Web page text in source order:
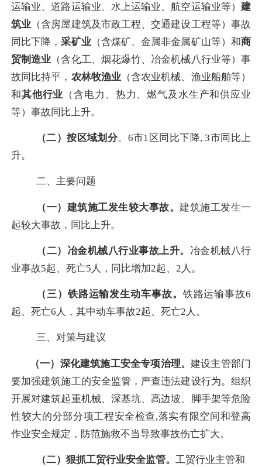
运输业、道路运输业、水上运输业、航空运输业等） 建
筑业 （含房屋建筑及市政工程、交通建设工程等）事故
同比下降，采矿业（含煤矿、金属非金属矿山等）和商
贸制造业 （含化工、烟花爆竹、冶金机械八行业等）事
故同比持平， 农林牧渔业（含农业机械、渔业船舶等）
和其他行业 （含电力、热力、燃气及水生产和供应业
等）事故同比上升。
（二）按区域划分。 6市1 区同比下降, 3市同比上
升。
二、主要问题
（一）建筑施工发生较大事故。 建筑施工发生一
起较大事故，同比上升。
（二）冶金机械八行业事故上升。 冶金机械八行
业事故5起、死亡5 人，同比增加2起、 2 人。
（三）铁路运输发生动车事故。 铁路运输事故6
起、死亡6 人，其中动车事故2起、死亡2 人。
三、对策与建议
（一）深化建筑施工安全专项治理。建设主管部门
要加强建筑施工的安全监管，严查违法建设行为。组织
开展对建筑起重机械、深基坑、高边坡、脚手架等危险
性较大的分部分项工程安全检查,落实有限空间和登高
作业安全规定，防范施救不当导致事故伤亡扩大。
（二）狠抓工贸行业安全监管。 工贸行业主管和